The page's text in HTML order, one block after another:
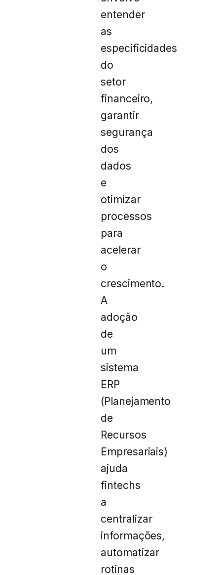
entender
as
especificidades
do
setor
financeiro,
garantir
segurança
dos
dados
e
otimizar
processos
para
acelerar
o
crescimento.
A
adoção
de
um
sistema
ERP
(Planejamento
de
Recursos
Empresariais)
ajuda
fintechs
a
centralizar
informações,
automatizar
rotinas